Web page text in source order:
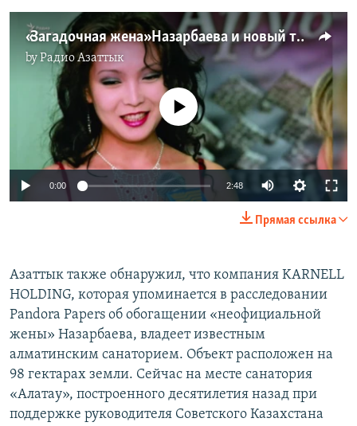
«Загадочная жена» Назарбаева и новый театр
byРадио Азаттык
No media source currently available
0:00 2:48
Прямая ссылка
Азаттык также обнаружил, что компания KARNELL
HOLDING, которая упоминается в расследовании
Pandora Papers об обогащении «неофициальной
жены» Назарбаева, владеет известным
алматинским санаторием. Объект расположен на
98 гектарах земли. Сейчас на месте санатория
«Алатау», построенного десятилетия назад при
поддержке руководителя Советского Казахстана